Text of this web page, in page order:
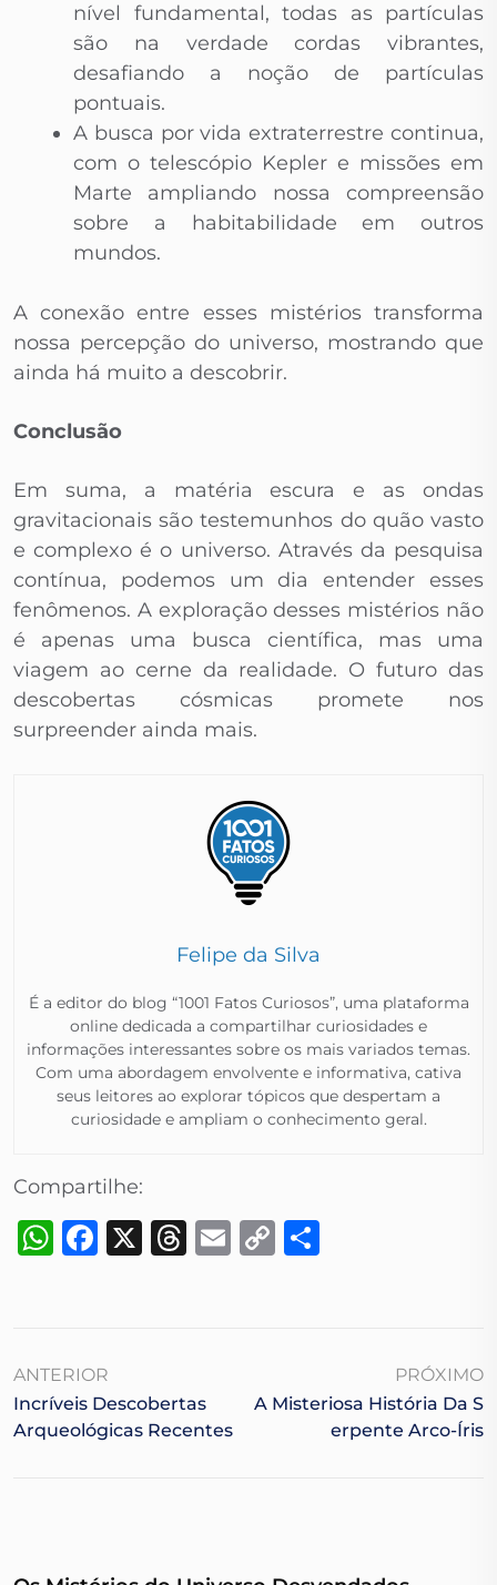
nível fundamental, todas as partículas
são na verdade cordas vibrantes,
desafiando a noção de partículas
pontuais.
A busca por vida extraterrestre continua,
com o telescópio Kepler e missões em
Marte ampliando nossa compreensão
sobre a habitabilidade em outros
mundos.
A conexão entre esses mistérios transforma
nossa percepção do universo, mostrando que
ainda há muito a descobrir.
Conclusão
Em suma, a matéria escura e as ondas
gravitacionais são testemunhos do quão vasto
e complexo é o universo. Através da pesquisa
contínua, podemos um dia entender esses
fenômenos. A exploração desses mistérios não
é apenas uma busca científica, mas uma
viagem ao cerne da realidade. O futuro das
descobertas cósmicas promete nos
surpreender ainda mais.
Felipe da Silva
É a editor do blog “1001 Fatos Curiosos”, uma plataforma
online dedicada a compartilhar curiosidades e
informações interessantes sobre os mais variados temas.
Com uma abordagem envolvente e informativa, cativa
seus leitores ao explorar tópicos que despertam a
curiosidade e ampliam o conhecimento geral.​
Compartilhe:
WhatsApp
Facebook
X Threads
Email
Copy
ANTERIOR
Incríveis Descobertas
Arqueológicas Recentes
PRÓXIMO
A Misteriosa História Da S
Erpente Arco-Íris